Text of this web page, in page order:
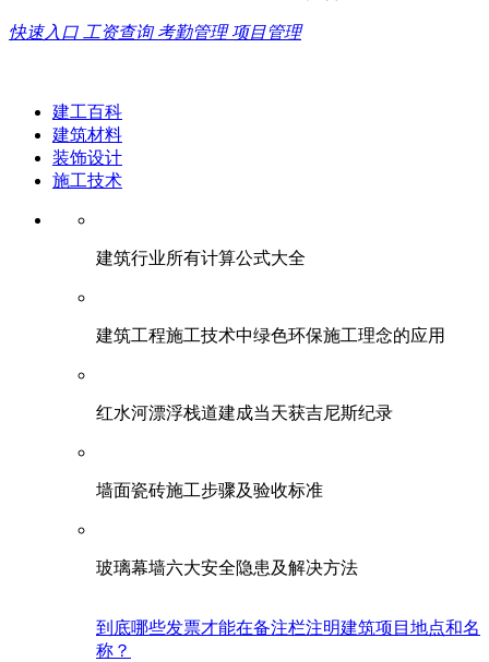
快速入口 工资查询 考勤管理 项目管理
建工百科
建筑材料
装饰设计
施工技术
建筑行业所有计算公式大全
建筑工程施工技术中绿色环保施工理念的应用
红水河漂浮栈道建成当天获吉尼斯纪录
墙面瓷砖施工步骤及验收标准
玻璃幕墙六大安全隐患及解决方法
到底哪些发票才能在备注栏注明建筑项目地点和名
称？